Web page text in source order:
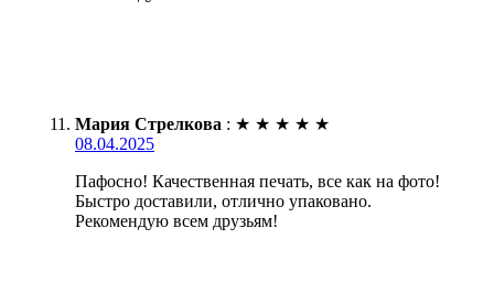
Мария Стрелкова : ★ ★ ★ ★ ★
08.04.2025
Пафосно! Качественная печать, все как на фото!
Быстро доставили, отлично упаковано.
Рекомендую всем друзьям!